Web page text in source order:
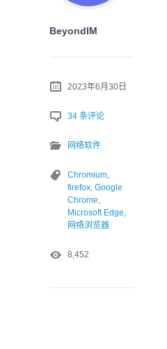
BeyondIM
2023年6月30日
34 条评论
网络软件
Chromium
firefox Google
Chrome
Microsoft Edge
网络浏览器
8,452